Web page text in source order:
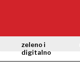
zeleno i
digitalno